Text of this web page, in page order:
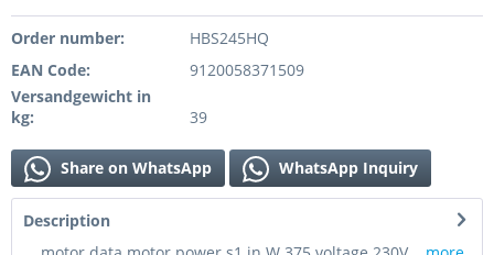
Order number:
HBS245HQ
EAN Code:
9120058371509
Versandgewicht in
kg:
39
Share on WhatsApp WhatsApp Inquiry
Description